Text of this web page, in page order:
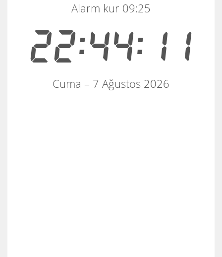
22:44:11
Alarm kur 09:25
Cuma – 7 Ağustos 2026